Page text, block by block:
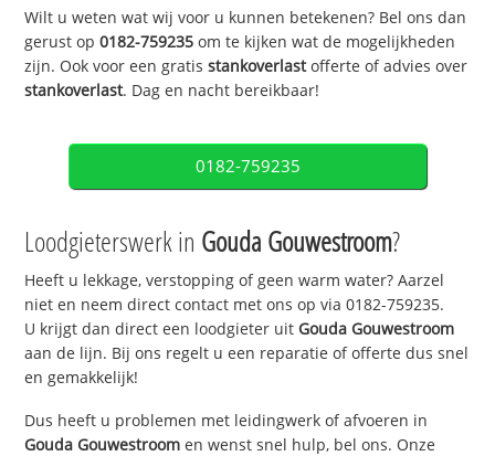
Wilt u weten wat wij voor u kunnen betekenen? Bel ons dan
gerust op0182-759235 om te kijken wat de mogelijkheden
zijn. Ook voor een gratisstankoverlastofferte of advies over
stankoverlast. Dag en nacht bereikbaar!
0182-759235
Loodgieterswerk in Gouda Gouwestroom?
Heeft u lekkage, verstopping of geen warm water? Aarzel
niet en neem direct contact met ons op via 0182-759235.
U krijgt dan direct een loodgieter uit Gouda Gouwestroom
aan de lijn. Bij ons regelt u een reparatie of offerte dus snel
en gemakkelijk!
Dus heeft u problemen met leidingwerk of afvoeren in
Gouda Gouwestroom en wenst snel hulp, bel ons. Onze